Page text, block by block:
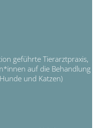
geführte Tierarztpraxis,
auf die Behandlung
und Katzen)